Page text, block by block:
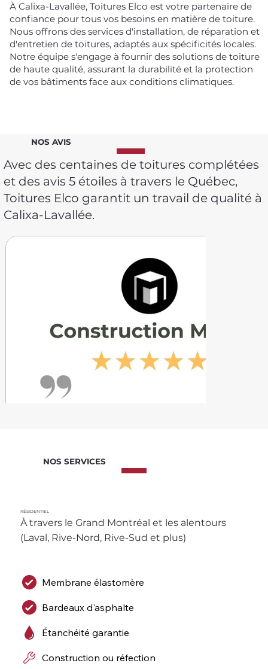
À Calixa-Lavallée, Toitures Elco est votre partenaire de
confiance pour tous vos besoins en matière de toiture.
Nous offrons des services d'installation, de réparation et
d'entretien de toitures, adaptés aux spécificités locales.
Notre équipe s'engage à fournir des solutions de toiture
de haute qualité, assurant la durabilité et la protection
de vos bâtiments face aux conditions climatiques.
NOS AVIS
Avec des centaines de toitures complétées
et des avis 5 étoiles à travers le Québec,
Toitures Elco garantit un travail de qualité à
Calixa-Lavallée.
NOS SERVICES
RÉSIDENTIEL
À travers le Grand Montréal et les alentours
(Laval, Rive-Nord, Rive-Sud et plus)
Membrane élastomère
Bardeaux d'asphalte
Étanchéité garantie
Construction ou réfection